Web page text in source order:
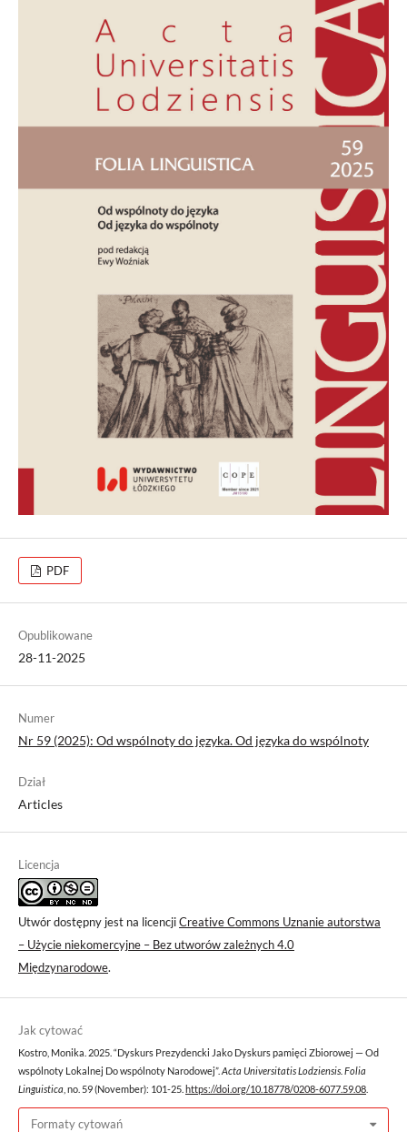
PDF
Opublikowane
28-11-2025
Numer
Nr 59 (2025): Od wspólnoty do języka. Od języka do wspólnoty
Dział
Articles
Licencja
Utwór dostępny jest na licencjiCreative Commons Uznanie autorstwa
– Użycie niekomercyjne – Bez utworów zależnych 4.0
Międzynarodowe.
Jak cytować
Kostro, Monika. 2025. “Dyskurs Prezydencki Jako Dyskurs pamięci Zbiorowej — Od
wspólnoty Lokalnej Do wspólnoty Narodowej”. Acta Universitatis Lodziensis. Folia
Linguistica , no. 59 (November): 101-25. https://doi.org/10.18778/0208-6077.59.08
Formaty cytowań